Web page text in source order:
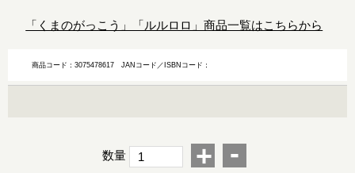
「くまのがっこう」「ルルロロ」商品一覧はこちらから
商品コード：3075478617JANコード／ISBNコード：
数量 + -